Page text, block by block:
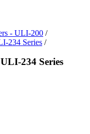
- ULI-200 /
234 Series /
234 Series